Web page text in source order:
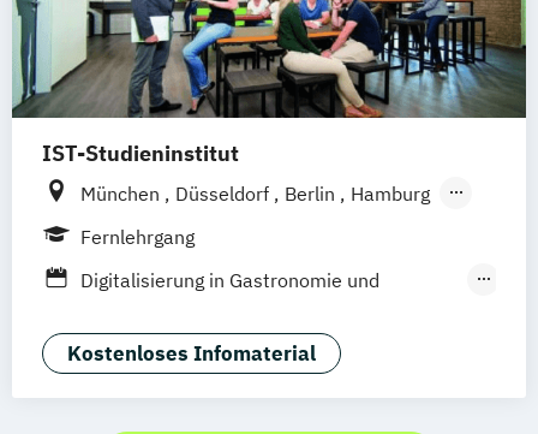
Revenue Management - Schwerpunkt Hotel
Consulting
Tourismus Management
Tourismusökonom (FH)
IST-Studieninstitut
München Düsseldorf Berlin
Hamburg
Weil am Rhein
Fernlehrgang
Digitalisierung in Gastronomie und
F&B Manager:in
Fachwirt:in im Gastgewerbe (IHK)
Kostenloses Infomaterial